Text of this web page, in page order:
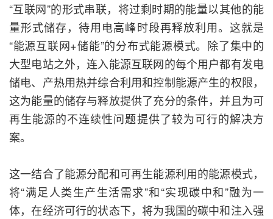
“互联网”的形式串联，将过剩时期的能量以其他的能
量形式储存，待用电高峰时段再释放利用。这就是
“能源互联网+储能”的分布式能源模式。除了集中的
大型电站之外，连入能源互联网的每个用户都有发电
储电、产热用热并综合利用和控制能源产生的权限，
这为能量的储存与释放提供了充分的条件，并且为可
再生能源的不连续性问题提供了较为可行的解决方
案。
这一结合了能源分配和可再生能源利用的能源模式，
将“满足人类生产生活需求”和“实现碳中和”融为一
体，在经济可行的状态下，将为我国的碳中和注入强